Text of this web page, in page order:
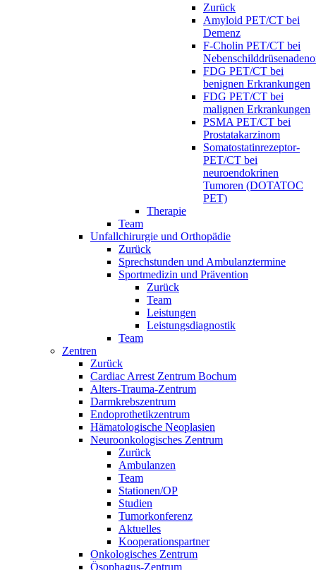
Zurück
Amyloid PET/CT bei
Demenz
F-Cholin PET/CT bei
FDG PET/CT bei
benignen Erkrankungen
FDG PET/CT bei
malignen Erkrankungen
PSMA PET/CT bei
Prostatakarzinom
Somatostatinrezeptor-
PET/CT bei
neuroendokrinen
Tumoren (DOTATOC
PET)
Therapie
Team
Unfallchirurgie und Orthopädie
Zurück
Sprechstunden und Ambulanztermine
Sportmedizin und Prävention
Zurück
Team
Leistungen
Leistungsdiagnostik
Team
Zentren
Zurück
Cardiac Arrest Zentrum Bochum
Alters-Trauma-Zentrum
Darmkrebszentrum
Endoprothetikzentrum
Hämatologische Neoplasien
Neuroonkologisches Zentrum
Zurück
Ambulanzen
Team
Stationen/OP
Studien
Tumorkonferenz
Aktuelles
Kooperationspartner
Onkologisches Zentrum
Ösophagus-Zentrum